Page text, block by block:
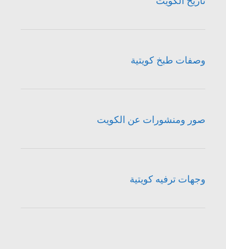
وصفات طبخ كويتية
صور ومنشورات عن الكويت
وجهات ترفيه كويتية